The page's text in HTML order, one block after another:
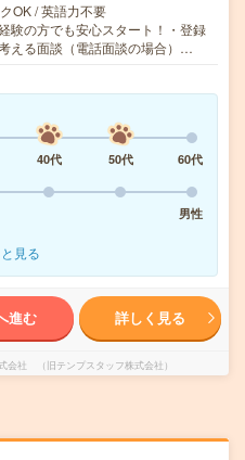
OK / 英語力不要
験の方でも安心スタート！・登録
える面談（電話面談の場合）…
40代 50代
60代
男性
見る
進む 詳しく見る
会社 （旧テンプスタッフ株式会社）